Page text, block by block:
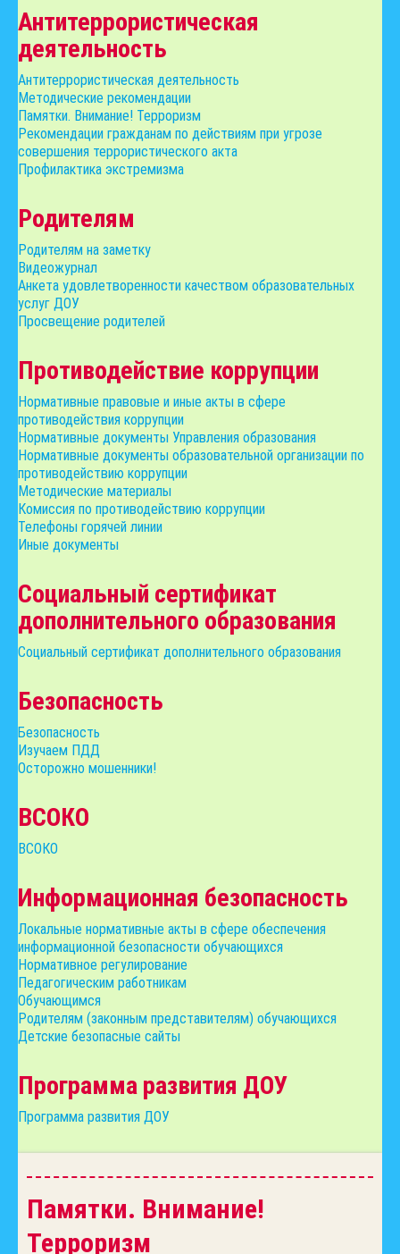
Антитеррористическая
деятельность
Антитеррористическая деятельность
Методические рекомендации
Памятки. Внимание! Терроризм
Рекомендации гражданам по действиям при угрозе
совершения террористического акта
Профилактика экстремизма
Родителям
Родителям на заметку
Видеожурнал
Анкета удовлетворенности качеством образовательных
услуг ДОУ
Просвещение родителей
Противодействие коррупции
Нормативные правовые и иные акты в сфере
противодействия коррупции
Нормативные документы Управления образования
Нормативные документы образовательной организации по
противодействию коррупции
Методические материалы
Комиссия по противодействию коррупции
Телефоны горячей линии
Иные документы
Социальный сертификат
дополнительного образования
Социальный сертификат дополнительного образования
Безопасность
Безопасность
Изучаем ПДД
Осторожно мошенники!
ВСОКО
ВСОКО
Информационная безопасность
Локальные нормативные акты в сфере обеспечения
информационной безопасности обучающихся
Нормативное регулирование
Педагогическим работникам
Обучающимся
Родителям (законным представителям) обучающихся
Детские безопасные сайты
Программа развития ДОУ
Программа развития ДОУ
Памятки. Внимание!
Терроризм